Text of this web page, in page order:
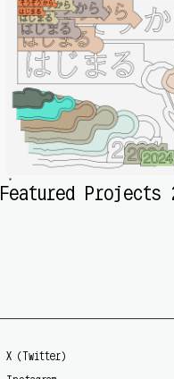
Featured Projects
X (Twitter)